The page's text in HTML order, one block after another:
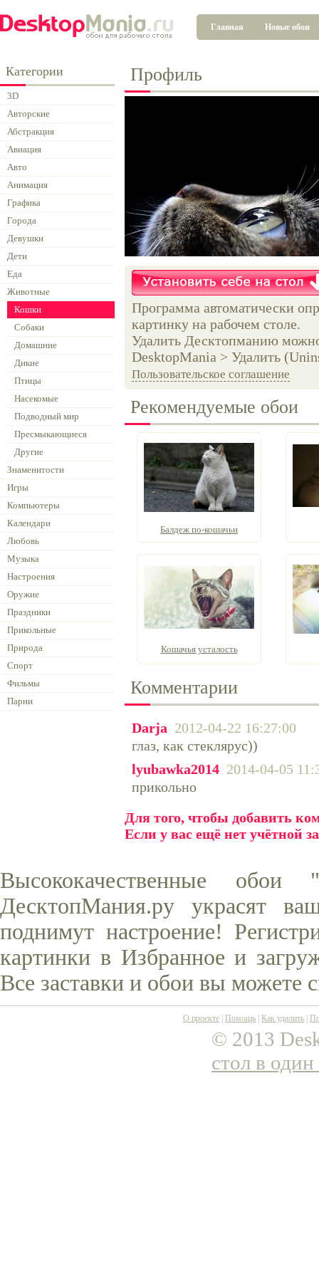
Главная Новые обои
Категории
3D
Авторские
Абстракция
Авиация
Авто
Анимация
Графика
Города
Девушки
Дети
Еда
Животные
Кошки
Собаки
Домашние
Дикие
Птицы
Насекомые
Подводный мир
Пресмыкающиеся
Другие
Знаменитости
Игры
Компьютеры
Календари
Любовь
Музыка
Настроения
Оружие
Праздники
Прикольные
Природа
Спорт
Фильмы
Парни
Профиль
Программа автоматически
картинку на рабочем столе.
Удалить Десктопманию
DesktopMania > Удалить
Пользовательское соглашение
Рекомендуемые обои
Балдеж по-кошачьи
Кошачья усталость
Комментарии
Darja 2012-04-22 16:27:00
глаз, как стеклярус))
lyubawka2014 2014-04-05
прикольно
Для того, чтобы добавить
Если у вас ещё нет учётной
Высококачественные
ДесктопМания.ру украсят
поднимут настроение!
картинки в Избранное и
Все заставки и обои вы можете
О проекте Помощь Как удалить
© 2013
стол в